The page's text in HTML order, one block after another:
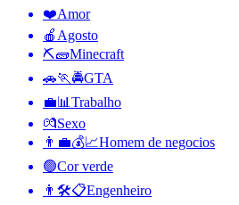
❤️Amor
🍎 Agosto
⛏🧱Minecraft
🚗🏃🚔GTA
💼📊 Trabalho
💏Sexo
👨‍💼💰📈Homem de negocios
🟢Cor verde
👨🛠📋Engenheiro